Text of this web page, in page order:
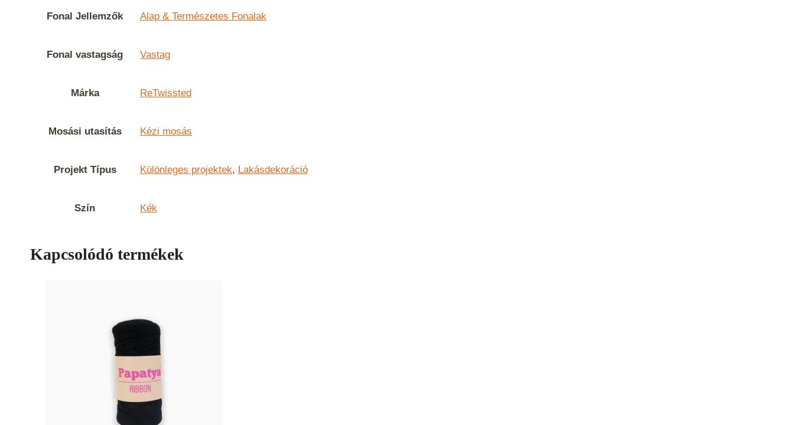
Fonal Jellemzők Alap & Természetes Fonalak
Fonal vastagság Vastag
Márka ReTwissted
Mosási utasítás Kézi mosás
Projekt Típus Különleges projektek, Lakásdekoráció
Szín Kék
Kapcsolódó termékek